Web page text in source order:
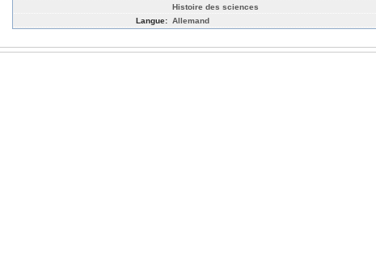
Histoire des sciences
Langue: Allemand